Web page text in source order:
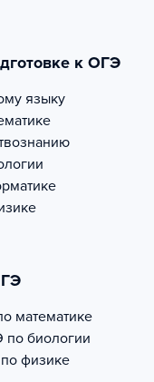
к ОГЭ
языку
математике
по биологии
физике